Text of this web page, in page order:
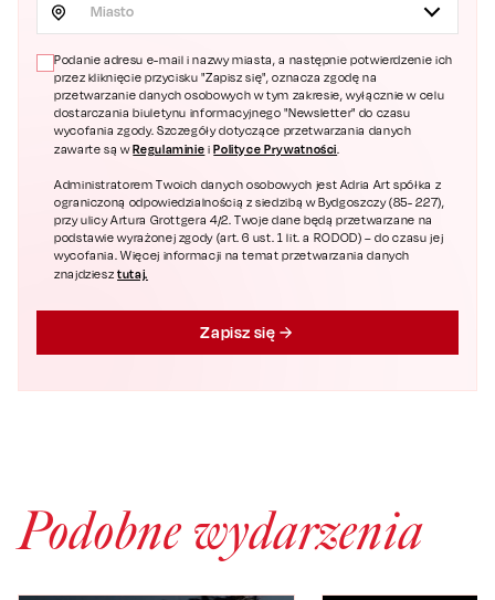
Miasto
Podanie adresu e-mail i nazwy miasta, a następnie potwierdzenie ich
przez kliknięcie przycisku "Zapisz się", oznacza zgodę na
przetwarzanie danych osobowych w tym zakresie, wyłącznie w celu
dostarczania biuletynu informacyjnego "Newsletter" do czasu
wycofania zgody. Szczegóły dotyczące przetwarzania danych
zawarte są wRegulaminie iPolityce Prywatności.
Administratorem Twoich danych osobowych jest Adria Art spółka z
ograniczoną odpowiedzialnością z siedzibą w Bydgoszczy (85- 227),
przy ulicy Artura Grottgera 4/2. Twoje dane będą przetwarzane na
podstawie wyrażonej zgody (art. 6 ust. 1 lit. a RODOD) – do czasu jej
wycofania. Więcej informacji na temat przetwarzania danych
znajdziesztutaj.
Zapisz się
Podobne wydarzenia